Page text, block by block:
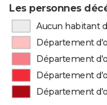
Les personnes
Aucun habitant
Département
Département
Département
Département